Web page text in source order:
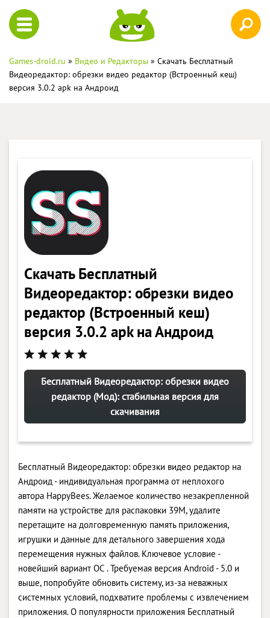
Games-droid.ru » Видео и Редакторы » Скачать Бесплатный
Видеоредактор: обрезки видео редактор (Встроенный кеш)
версия 3.0.2 apk на Андроид
Скачать Бесплатный
Видеоредактор: обрезки видео
редактор (Встроенный кеш)
версия 3.0.2 apk на Андроид
Бесплатный Видеоредактор: обрезки видео
редактор (Мод): стабильная версия для
скачивания
Бесплатный Видеоредактор: обрезки видео редактор на
Андроид - индивидуальная программа от неплохого
автора HappyBees. Желаемое количество незакрепленной
памяти на устройстве для распаковки 39M, удалите
перетащите на долговременную память приложения,
игрушки и данные для детального завершения хода
перемещения нужных файлов. Ключевое условие -
новейший вариант ОС . Требуемая версия Android - 5.0 и
выше, попробуйте обновить систему, из-за неважных
системных условий, подхватите проблемы с извлечением
приложения. О популярности приложения Бесплатный